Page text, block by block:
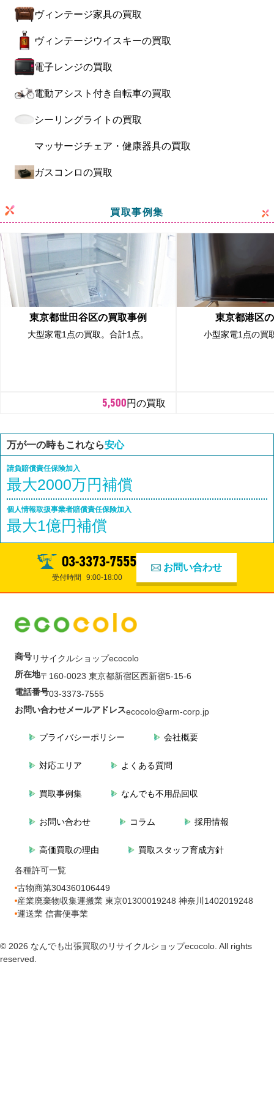
ヴィンテージ家具の買取
ヴィンテージウイスキーの買取
電子レンジの買取
電動アシスト付き自転車の買取
シーリングライトの買取
マッサージチェア・健康器具の買取
ガスコンロの買取
買取事例集
東京都世田谷区の買取事例
大型家電1点の買取。合計1点。
5,500円の買取
東京都港区
小型家電1点の買
万が一の時もこれなら安心
請負賠償責任保険加入
最大2000万円補償
個人情報取扱事業者賠償責任保険加入
最大1億円補償
03-3373-7555
受付時間 9:00-18:00
お問い合わせ
商号リサイクルショップecocolo
所在地〒160-0023 東京都新宿区西新宿5-15-6
電話番号03-3373-7555
お問い合わせメールアドレスecocolo@arm-corp.jp
プライバシーポリシー 会社概要
対応エリア よくある質問
買取事例集 なんでも不用品回収
お問い合わせ コラム 採用情報
高価買取の理由 買取スタッフ育成方針
各種許可一覧
古物商第304360106449
産業廃棄物収集運搬業 東京01300019248 神奈川1402019248
運送業 信書便事業
© 2026 なんでも出張買取のリサイクルショップecocolo. All rights
reserved.